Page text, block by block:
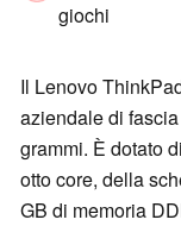
giochi
Il Lenovo
aziendale di
grammi. È dotato
otto core, della
GB di memoria